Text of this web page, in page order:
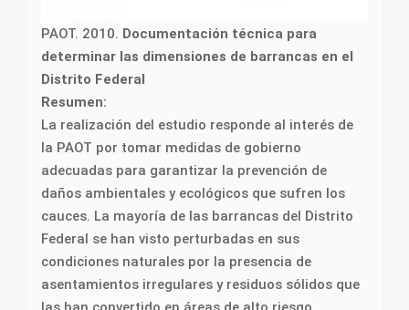
PAOT. 2010. Documentación técnica para
determinar las dimensiones de barrancas en el
Distrito Federal
Resumen:
La realización del estudio responde al interés de
la PAOT por tomar medidas de gobierno
adecuadas para garantizar la prevención de
daños ambientales y ecológicos que sufren los
cauces. La mayoría de las barrancas del Distrito
Federal se han visto perturbadas en sus
condiciones naturales por la presencia de
asentamientos irregulares y residuos sólidos que